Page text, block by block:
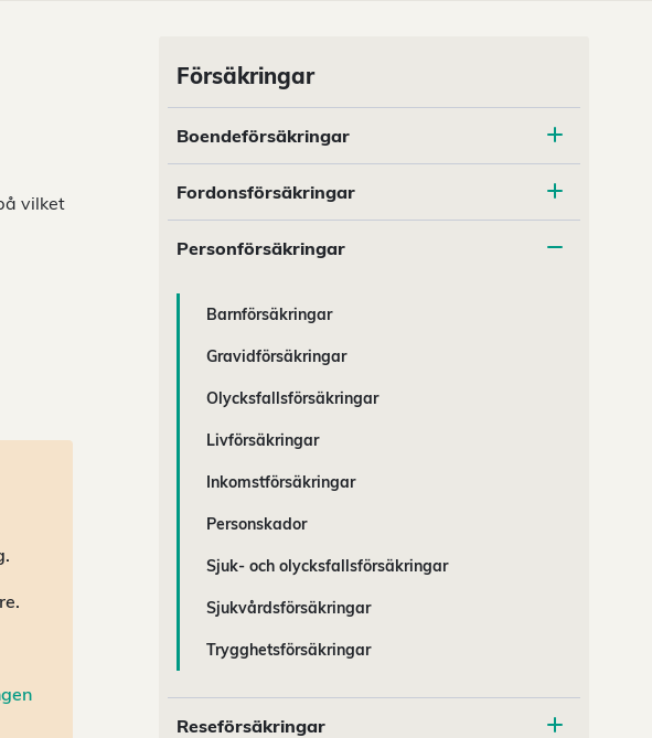
vilket
Försäkringar
Boendeförsäkringar
Fordonsförsäkringar
Personförsäkringar
Barnförsäkringar
Gravidförsäkringar
Olycksfallsförsäkringar
Livförsäkringar
Inkomstförsäkringar
Personskador
Sjuk- och olycksfallsförsäkringar
Sjukvårdsförsäkringar
Trygghetsförsäkringar
Reseförsäkringar